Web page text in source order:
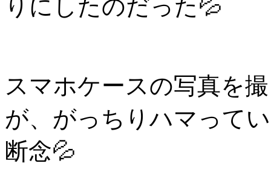
りにしたのだった💦
スマホケースの写真を
が、がっちりハマって
断念💦